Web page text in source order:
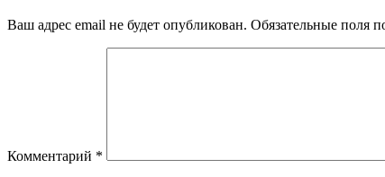
Ваш адрес email не будет опубликован. Обязательные поля
Комментарий *